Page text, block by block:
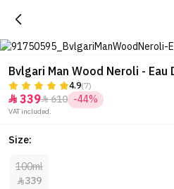
Bvlgari Man Wood Neroli - Eau
4.9(7)
 339610 -44%
VAT included.
Size:
100ml
339